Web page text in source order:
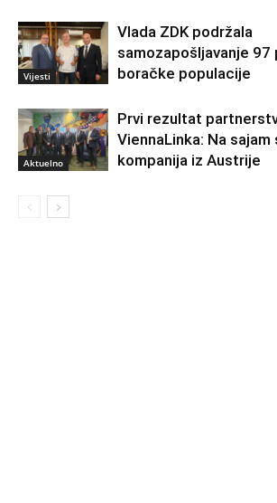
Vijesti
Vlada ZDK podržala
samozapošljavanje 97
boračke populacije
Aktuelno
Prvi rezultat
ViennaLinka: Na
kompanija iz Austrije